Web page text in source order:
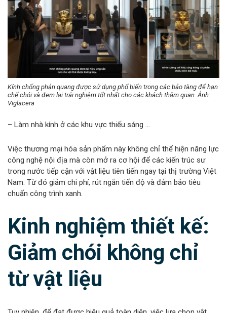
Kính chống phản quang được sử dụng phổ biến trong các bảo tàng để hạn
chế chói và đem lại trải nghiệm tốt nhất cho các khách thăm quan. Ảnh:
Viglacera
– Làm nhà kính ở các khu vực thiếu sáng …
Việc thương mại hóa sản phẩm này không chỉ thể hiện năng lực
công nghệ nội địa mà còn mở ra cơ hội để các kiến trúc sư
trong nước tiếp cận với vật liệu tiên tiến ngay tại thị trường Việt
Nam. Từ đó giảm chi phí, rút ngắn tiến độ và đảm bảo tiêu
chuẩn công trình xanh.
Kinh nghiệm thiết kế:
Giảm chói không chỉ
từ vật liệu